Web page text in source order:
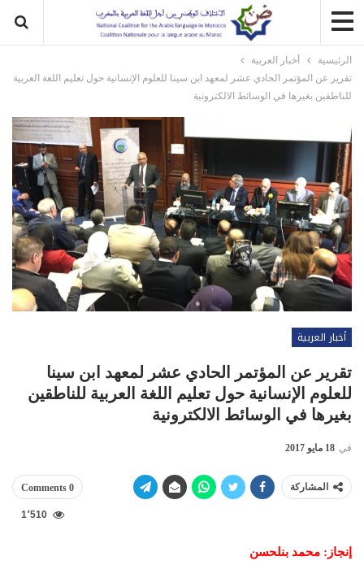
الرئيسية
أخبار العربية
تقرير عن المؤتمر الحادي عشر لمعهد ابن سينا للعلوم الإنسانية حول تعليم اللغة العربية
للناطقين بغيرها في الوسائط الالكترونية
أخبار العربية
تقرير عن المؤتمر الحادي عشر لمعهد ابن سينا
للعلوم الإنسانية حول تعليم اللغة العربية للناطقين
بغيرها في الوسائط الالكترونية
في 18 مايو 2017
المشاركة 0 Comments
1٬510
إنجاز: محمد بنلحسن